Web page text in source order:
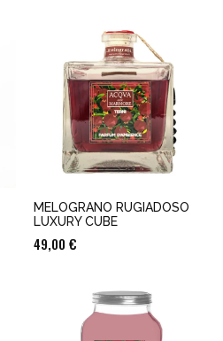
MELOGRANO RUGIADOSO
LUXURY CUBE
49,00 €